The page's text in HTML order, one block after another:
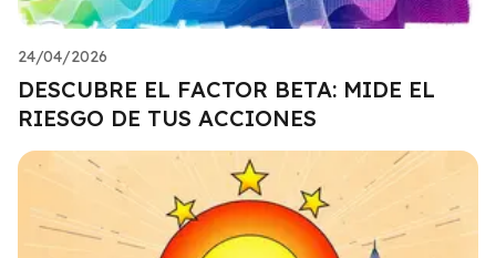
24/04/2026
DESCUBRE EL FACTOR BETA: MIDE EL
RIESGO DE TUS ACCIONES